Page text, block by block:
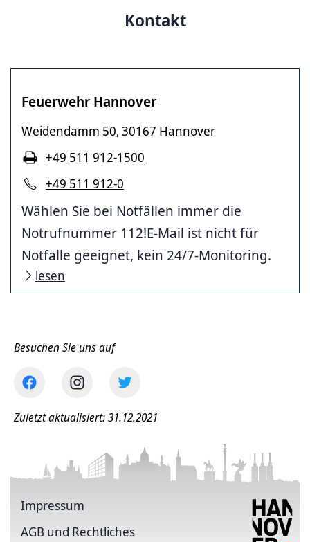
Kontakt
Feuerwehr Hannover
Weidendamm 50, 30167 Hannover
+49 511 912-0
+49 511 912-1500
Wählen Sie bei Notfällen immer die
Notrufnummer 112!E-Mail ist nicht für
Notfälle geeignet, kein 24/7-Monitoring.
lesen
Besuchen Sie uns auf
Zuletzt aktualisiert: 31.12.2021
Impressum
AGB und Rechtliches